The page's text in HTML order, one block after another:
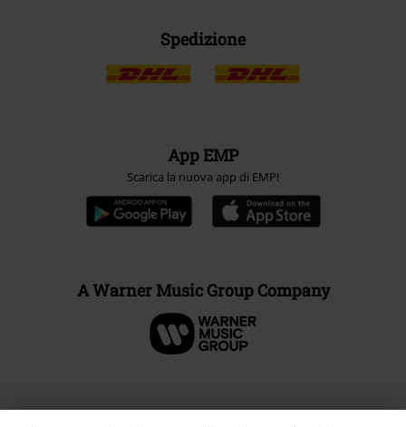
Spedizione
App EMP
Scarica la nuova app di EMP!
A Warner Music Group Company